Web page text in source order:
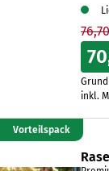
inkl.
Vorteilspack